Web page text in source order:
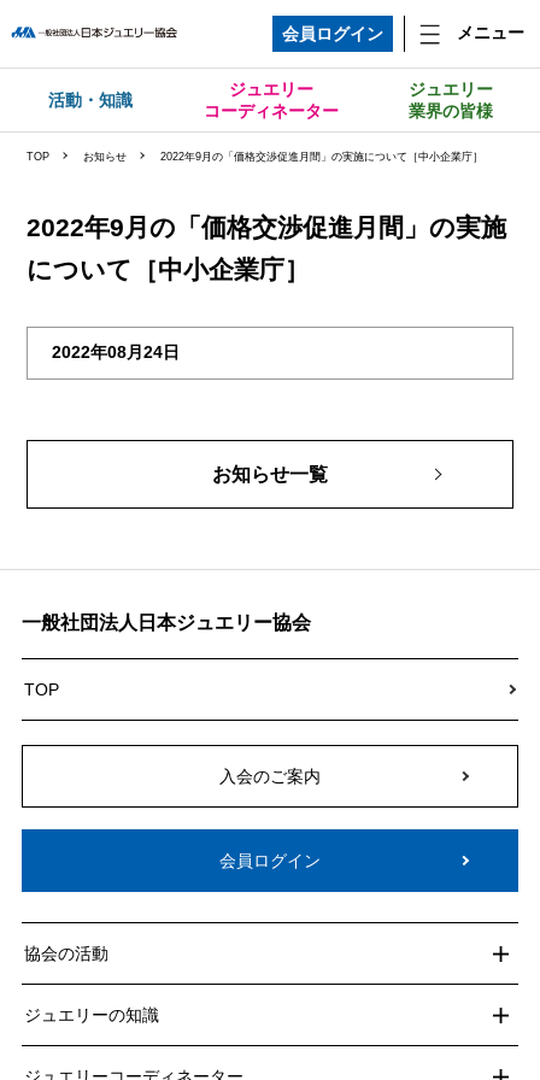
会員ログイン メニュー
活動・知識
ジュエリー
コーディネーター
ジュエリー
業界の皆様
TOP お知らせ 2022年9月の「価格交渉促進月間」の実施について［中小企業庁］
2022年9月の「価格交渉促進月間」の実施
について［中小企業庁］
2022年08月24日
お知らせ一覧
一般社団法人日本ジュエリー協会
TOP
入会のご案内
会員ログイン
協会の活動
ジュエリーの知識